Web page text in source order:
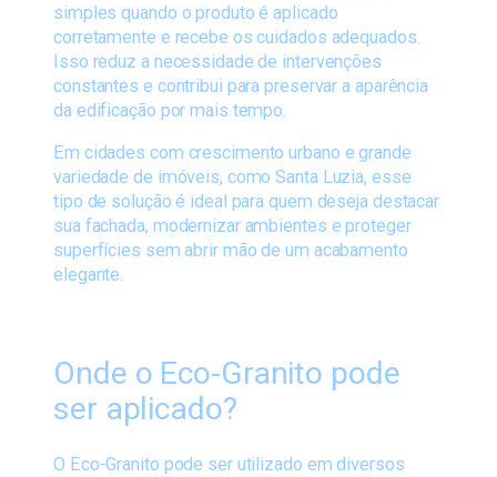
simples quando o produto é aplicado
corretamente e recebe os cuidados adequados.
Isso reduz a necessidade de intervenções
constantes e contribui para preservar a aparência
da edificação por mais tempo.
Em cidades com crescimento urbano e grande
variedade de imóveis, como Santa Luzia, esse
tipo de solução é ideal para quem deseja destacar
sua fachada, modernizar ambientes e proteger
superfícies sem abrir mão de um acabamento
elegante.
Onde o Eco-Granito pode
ser aplicado?
O Eco-Granito pode ser utilizado em diversos